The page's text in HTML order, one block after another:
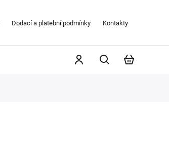
Dodací a platební podmínky Kontakty
Kontakty